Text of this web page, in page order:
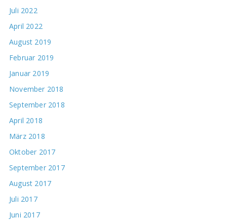
Juli 2022
April 2022
August 2019
Februar 2019
Januar 2019
November 2018
September 2018
April 2018
März 2018
Oktober 2017
September 2017
August 2017
Juli 2017
Juni 2017